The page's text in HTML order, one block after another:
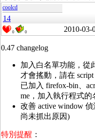
coolcd
14
0 0 2010-03-
0.47 changelog
加入白名單功能，從
才會搖動，請在
已加入 firefox-bin、
me，加入執行程式的
改善 active window
尚未抓出原因)
特別提醒 ：